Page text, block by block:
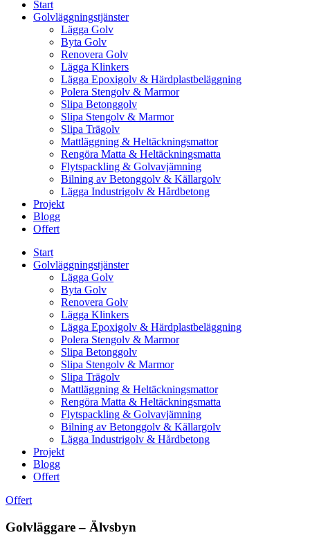
Start
Golvläggningstjänster
Lägga Golv
Byta Golv
Renovera Golv
Lägga Klinkers
Lägga Epoxigolv & Härdplastbeläggning
Polera Stengolv & Marmor
Slipa Betonggolv
Slipa Stengolv & Marmor
Slipa Trägolv
Mattläggning & Heltäckningsmattor
Rengöra Matta & Heltäckningsmatta
Flytspackling & Golvavjämning
Bilning av Betonggolv & Källargolv
Lägga Industrigolv & Hårdbetong
Projekt
Blogg
Offert
Start
Golvläggningstjänster
Lägga Golv
Byta Golv
Renovera Golv
Lägga Klinkers
Lägga Epoxigolv & Härdplastbeläggning
Polera Stengolv & Marmor
Slipa Betonggolv
Slipa Stengolv & Marmor
Slipa Trägolv
Mattläggning & Heltäckningsmattor
Rengöra Matta & Heltäckningsmatta
Flytspackling & Golvavjämning
Bilning av Betonggolv & Källargolv
Lägga Industrigolv & Hårdbetong
Projekt
Blogg
Offert
Offert
Golvläggare – Älvsbyn